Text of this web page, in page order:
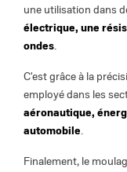
une utilisation dans
électrique, une
ondes.
C'est grâce à la
employé dans les
aéronautique,
automobile.
Finalement, le